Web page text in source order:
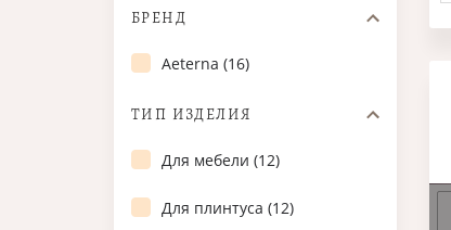
БРЕНД
Aeterna (16)
ТИП ИЗДЕЛИЯ
Для мебели (12)
Для плинтуса (12)